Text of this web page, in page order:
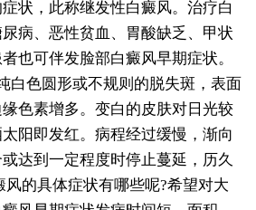
状，此称继发性白癜风。治疗白
病、恶性贫血、胃酸缺乏、甲状
也可伴发脸部白癜风早期症状。
白色圆形或不规则的脱失斑，表面
色素增多。变白的皮肤对日光较
阳即发红。病程经过缓慢，渐向
达到一定程度时停止蔓延，历久
风的具体症状有哪些呢?希望对大